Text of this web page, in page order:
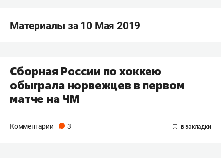
Материалы за 10 Мая 2019
Сборная России по хоккею
обыграла норвежцев в первом
матче на ЧМ
Комментарии 3